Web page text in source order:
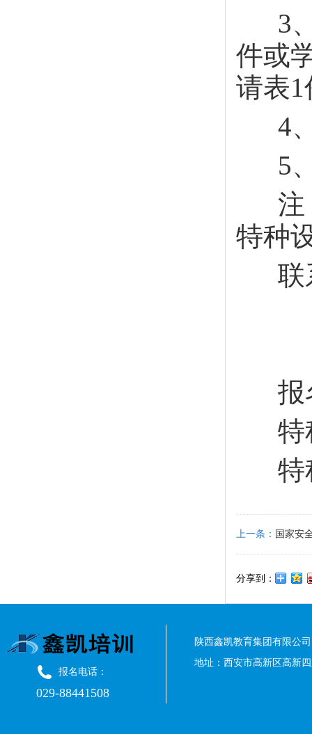
3、
件或
请表
4、
5、
注
特种
联
报
特
特
上一条： 国家安
（试行）的通知
分享到：
报名电话：
029-88441508
陕西鑫凯教育集团有限公
地址：西安市高新区高新